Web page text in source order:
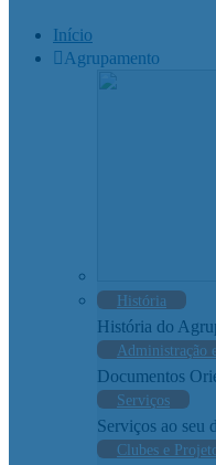
Início
Agrupamento
História
História do
Administração
Documentos
Serviços
Serviços ao seu
Clubes e